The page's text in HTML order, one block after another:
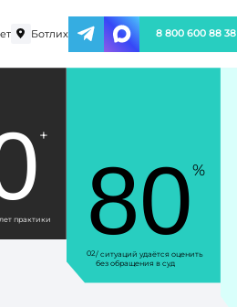
Ботлих 8 800 600 88 38
+
практики 80%
02/ ситуаций удаётся оценить
без обращения в суд